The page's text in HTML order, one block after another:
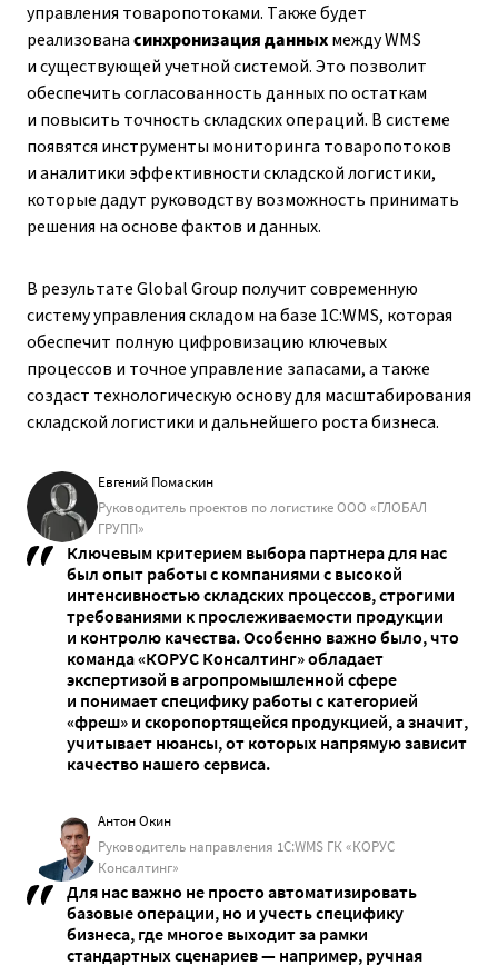
управления товаропотоками. Также будет
реализованасинхронизация данныхмежду WMS
и существующей учетной системой. Это позволит
обеспечить согласованность данных по остаткам
и повысить точность складских операций. В системе
появятся инструменты мониторинга товаропотоков
и аналитики эффективности складской логистики,
которые дадут руководству возможность принимать
решения на основе фактов и данных.
В результате Global Group получит современную
систему управления складом на базе 1С:WMS, которая
обеспечит полную цифровизацию ключевых
процессов и точное управление запасами, а также
создаст технологическую основу для масштабирования
складской логистики и дальнейшего роста бизнеса.
Евгений Помаскин
Руководитель проектов по логистике ООО «ГЛОБАЛ
ГРУПП»
Ключевым критерием выбора партнера для нас
был опыт работы с компаниями с высокой
интенсивностью складских процессов, строгими
требованиями к прослеживаемости продукции
и контролю качества. Особенно важно было, что
команда «КОРУС Консалтинг» обладает
экспертизой в агропромышленной сфере
и понимает специфику работы с категорией
«фреш» и скоропортящейся продукцией, а значит,
учитывает нюансы, от которых напрямую зависит
качество нашего сервиса.
Антон Окин
Руководитель направления 1С:WMS ГК «КОРУС
Консалтинг»
Для нас важно не просто автоматизировать
базовые операции, но и учесть специфику
бизнеса, где многое выходит за рамки
стандартных сценариев — например, ручная